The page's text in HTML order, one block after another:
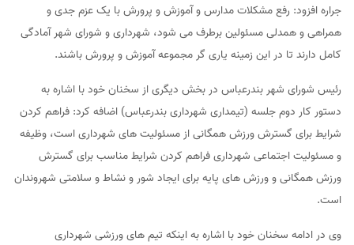
جراره افزود: رفع مشکلات مدارس و آموزش و پرورش با یک عزم جدی و
همراهی و همدلی مسئولین برطرف می شود، شهرداری و شورای شهر آمادگی
کامل دارند تا در این زمینه یاری گر مجموعه آموزش و پرورش باشند.
رئیس شورای شهر بندرعباس در بخش دیگری از سخنان خود با اشاره به
دستور کار دوم جلسه (تیمداری شهرداری بندرعباس) اضافه کرد: فراهم کردن
شرایط برای گسترش ورزش همگانی از مسئولیت های شهرداری است، وظیفه
و مسئولیت اجتماعی شهرداری فراهم کردن شرایط مناسب برای گسترش
ورزش همگانی و ورزش های پایه برای ایجاد شور و نشاط و سلامتی شهروندان
است.
وی در ادامه سخنان خود با اشاره به اینکه تیم های ورزشی شهرداری